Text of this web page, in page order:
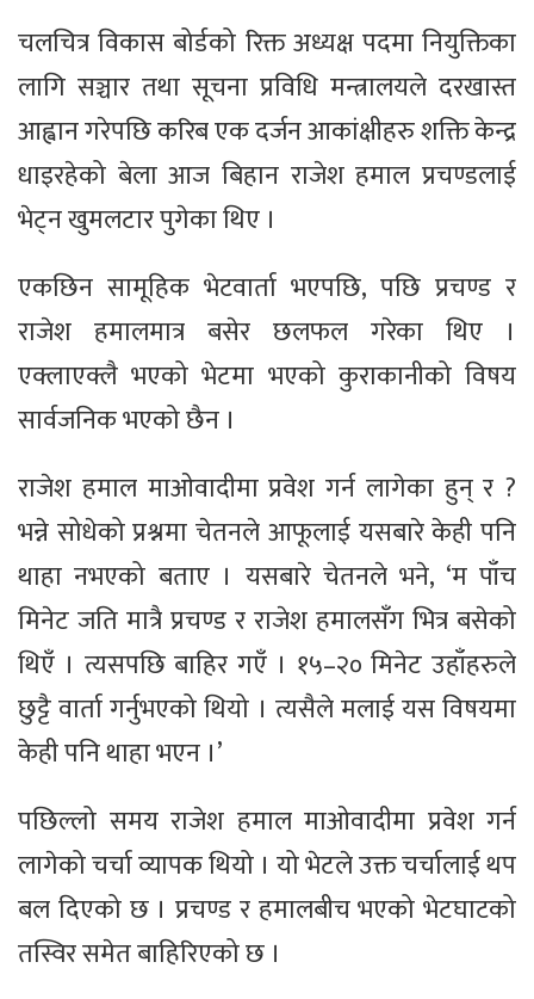
चलचित्र विकास बोर्डको रिक्त अध्यक्ष पदमा नियुक्तिका
लागि सञ्चार तथा सूचना प्रविधि मन्त्रालयले दरखास्त
आह्वान गरेपछि करिब एक दर्जन आकांक्षीहरु शक्ति केन्द्र
धाइरहेको बेला आज बिहान राजेश हमाल प्रचण्डलाई
भेट्न खुमलटार पुगेका थिए ।
एकछिन सामूहिक भेटवार्ता भएपछि, पछि प्रचण्ड र
राजेश हमालमात्र बसेर छलफल गरेका थिए ।
एक्लाएक्लै भएको भेटमा भएको कुराकानीको विषय
सार्वजनिक भएको छैन ।
राजेश हमाल माओवादीमा प्रवेश गर्न लागेका हुन् र ?
भन्ने सोधेको प्रश्नमा चेतनले आफूलाई यसबारे केही पनि
थाहा नभएको बताए । यसबारे चेतनले भने, ‘म पाँच
मिनेट जति मात्रै प्रचण्ड र राजेश हमालसँग भित्र बसेको
थिएँ । त्यसपछि बाहिर गएँ । १५–२० मिनेट उहाँहरुले
छुट्टै वार्ता गर्नुभएको थियो । त्यसैले मलाई यस विषयमा
केही पनि थाहा भएन ।’
पछिल्लो समय राजेश हमाल माओवादीमा प्रवेश गर्न
लागेको चर्चा व्यापक थियो । यो भेटले उक्त चर्चालाई थप
बल दिएको छ । प्रचण्ड र हमालबीच भएको भेटघाटको
तस्विर समेत बाहिरिएको छ ।